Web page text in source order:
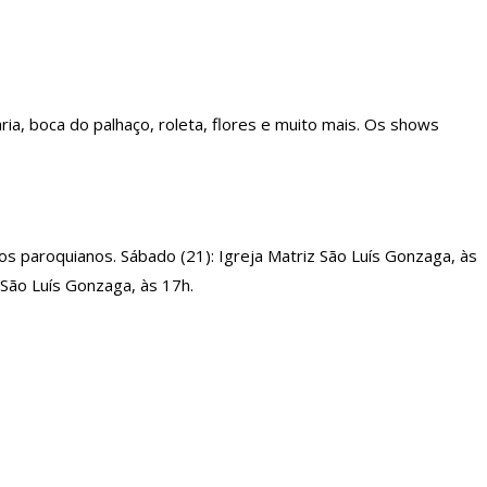
boca do palhaço, roleta, flores e muito mais. Os shows
Sábado (21): Igreja Matriz São Luís Gonzaga, às
Luís Gonzaga, às 17h.